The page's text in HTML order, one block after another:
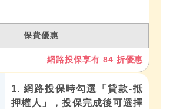
保費優惠
網路投保享有 84 折優惠
1. 網路投保時勾選「貸款-抵
押權人」，投保完成後可選擇